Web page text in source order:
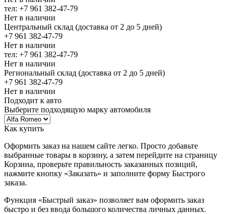
тел: +7 961 382-47-79
Нет в наличии
Центральный склад (доставка от 2 до 5 дней)
+7 961 382-47-79
Нет в наличии
тел: +7 961 382-47-79
Нет в наличии
Региональный склад (доставка от 2 до 5 дней)
+7 961 382-47-79
Нет в наличии
Подходит к авто
Выберите подходящую марку автомобиля
Как купить
Оформить заказ на нашем сайте легко. Просто добавьте
выбранные товары в корзину, а затем перейдите на страницу
Корзина, проверьте правильность заказанных позиций,
нажмите кнопку «Заказать» и заполните форму Быстрого
заказа.
Функция «Быстрый заказ» позволяет вам оформить заказ
быстро и без ввода большого количества личных данных.